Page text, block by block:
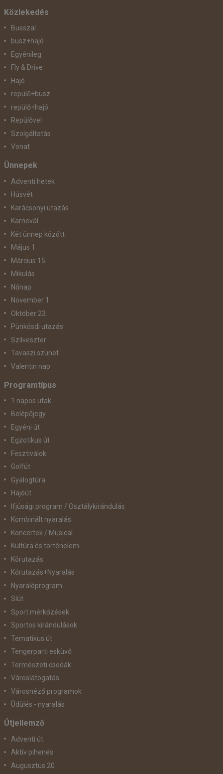
Közlekedés
Busszal
busz+hajó
Egyénileg
Fly & Drive
Hajó
repülő+busz
repülő+hajó
Repülővel
Szolgáltatás
Vonat
Ünnepek
Adventi hetek
Húsvét
Karácsonyi utazás
Karnevál
Két ünnep között
Május 1.
Március 15.
Mikulás
Nőnap
November 1.
Október 23.
Pünkösdi utazás
Szilveszter
Tavaszi szünet
Valentin nap
Programtípus
1 napos utak
Belépőjegy
Egyéni út
Egzotikus út
Fesztiválok
Golfút
Gyalogtúra
Hajóút
Ifjúsági program / Osztálykirándulás
Kombinált nyaralás
Koncertek / Musical
Kultúra és történelem
Körutazás
Körutazás+Nyaralás
Nyaralóprogram
Síút
Sport mérkőzések
Sportos kirándulások
Tematikus út
Tengerparti esküvő
Természeti csodák
Városlátogatás
Városnéző programok
Üdülés - nyaralás
Útjellemző
Adventi út
Aktív pihenés
Augusztus 20